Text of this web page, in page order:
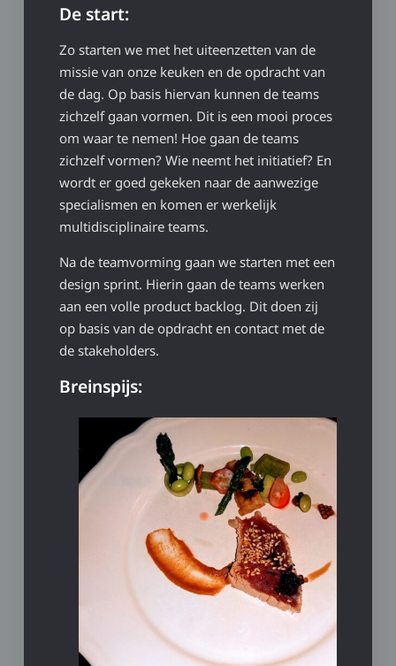
De start:
Zo starten we met het uiteenzetten van de
missie van onze keuken en de opdracht van
de dag. Op basis hiervan kunnen de teams
zichzelf gaan vormen. Dit is een mooi proces
om waar te nemen! Hoe gaan de teams
zichzelf vormen? Wie neemt het initiatief? En
wordt er goed gekeken naar de aanwezige
specialismen en komen er werkelijk
multidisciplinaire teams.
Na de teamvorming gaan we starten met een
design sprint. Hierin gaan de teams werken
aan een volle product backlog. Dit doen zij
op basis van de opdracht en contact met de
de stakeholders.
Breinspijs: